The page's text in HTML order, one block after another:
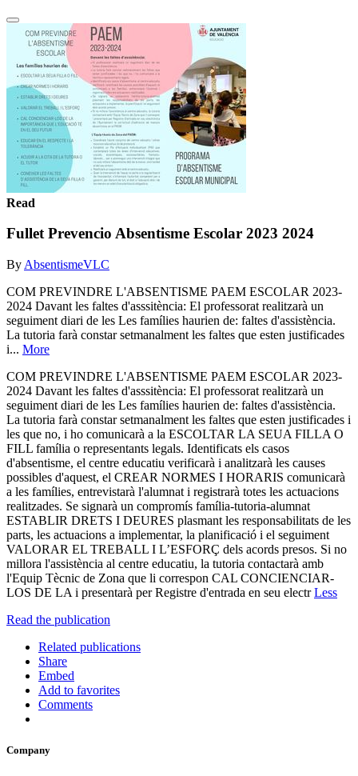
Read
Fullet Prevencio Absentisme Escolar 2023 2024
By AbsentismeVLC
COM PREVINDRE L'ABSENTISME PAEM ESCOLAR 2023-
2024 Davant les faltes d'asssitència: El professorat realitzarà un
seguiment diari de les Les famílies haurien de: faltes d'assistència.
La tutoria farà constar setmanalment les faltes que esten justificades
i... More
COM PREVINDRE L'ABSENTISME PAEM ESCOLAR 2023-
2024 Davant les faltes d'asssitència: El professorat realitzarà un
seguiment diari de les Les famílies haurien de: faltes d'assistència.
La tutoria farà constar setmanalment les faltes que esten justificades i
les que no, i ho comunicarà a la ESCOLTAR LA SEUA FILLA O
FILL família o representants legals. Identificats els casos
d'absentisme, el centre educatiu verificarà i analitzarà les causes
possibles d'aquest, el CREAR NORMES I HORARIS comunicarà
a les famílies, entrevistarà l'alumnat i registrarà totes les actuacions
realitzades. Se signarà un compromís família-tutoria-alumnat
ESTABLIR DRETS I DEURES plasmant les responsabilitats de les
parts, les actuacions a implementar, la planificació i el seguiment
VALORAR EL TREBALL I L’ESFORÇ dels acords presos. Si no
millora l'assistència al centre educatiu, la tutoria contactarà amb
l'Equip Tècnic de Zona que li correspon CAL CONCIENCIAR-
LOS DE LA i presentarà per Registre d'entrada en seu electrLess
Read the publication
Related publications
Share
Embed
Add to favorites
Comments
Company